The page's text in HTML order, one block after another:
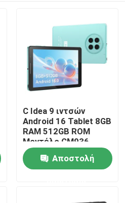
C Idea 9 ιντσών
Android 16 Tablet 8GB
RAM 512GB ROM
Μοντέλο CM936
Αποστολή